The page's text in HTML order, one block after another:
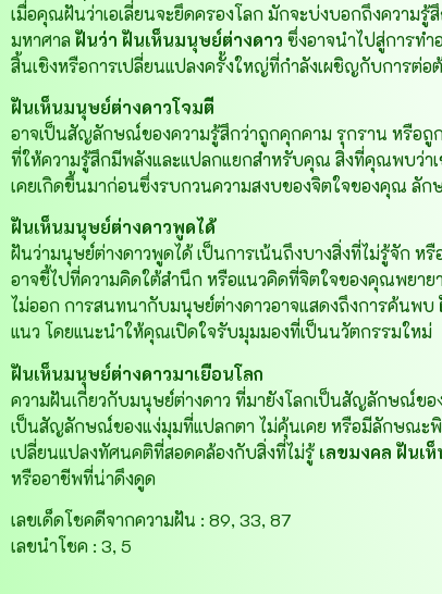
เมื่อคุณฝันว่าเอเลี่ยนจะยึดครองโลก มักจะบ่งบอกถึงควา
มหาศาล ฝันว่า ฝันเห็นมนุษย์ต่างดาว ซึ่งอาจนำไปสู่การท
สิ้นเชิงหรือการเปลี่ยนแปลงครั้งใหญ่ที่กำลังเผชิญกับการต่อ
ฝันเห็นมนุษย์ต่างดาวโจมตี
อาจเป็นสัญลักษณ์ของความรู้สึกว่าถูกคุกคาม รุกราน หรือถู
ที่ให้ความรู้สึกมีพลังและแปลกแยกสำหรับคุณ สิ่งที่คุณพบว่าเ
เคยเกิดขึ้นมาก่อนซึ่งรบกวนความสงบของจิตใจของคุณ ลั
ฝันเห็นมนุษย์ต่างดาวพูดได้
ฝันว่ามนุษย์ต่างดาวพูดได้ เป็นการเน้นถึงบางสิ่งที่ไม่รู้จัก ห
อาจชี้ไปที่ความคิดใต้สำนึก หรือแนวคิดที่จิตใจของคุณพยา
ไม่ออก การสนทนากับมนุษย์ต่างดาวอาจแสดงถึงการค้นพบ
แนว โดยแนะนำให้คุณเปิดใจรับมุมมองที่เป็นนวัตกรรมใหม่
ฝันเห็นมนุษย์ต่างดาวมาเยือนโลก
ความฝันเกี่ยวกับมนุษย์ต่างดาว ที่มายังโลกเป็นสัญลักษณ์ข
เป็นสัญลักษณ์ของแง่มุมที่แปลกตา ไม่คุ้นเคย หรือมีลักษณะพิ
เปลี่ยนแปลงทัศนคติที่สอดคล้องกับสิ่งที่ไม่รู้ เลขมงคล ฝันเ
หรืออาชีพที่น่าดึงดูด
เลขเด็ดโชคดีจากความฝัน : 89, 33, 87
เลขนำโชค : 3, 5